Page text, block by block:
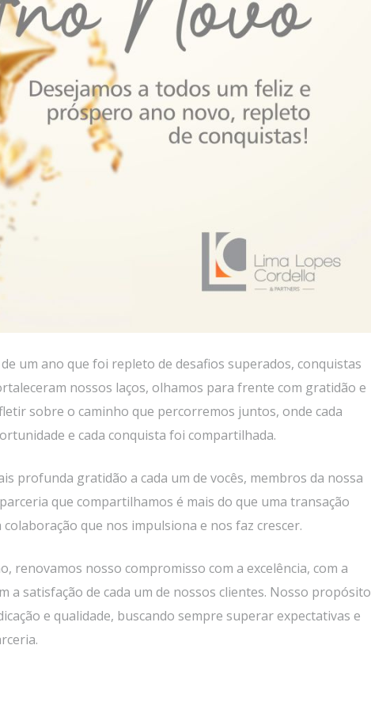
um ano que foi repleto de desafios superados, conquistas
nossos laços, olhamos para frente com gratidão e
sobre o caminho que percorremos juntos, onde cada
e cada conquista foi compartilhada.
profunda gratidão a cada um de vocês, membros da nossa
que compartilhamos é mais do que uma transação
que nos impulsiona e nos faz crescer.
renovamos nosso compromisso com a excelência, com a
a satisfação de cada um de nossos clientes. Nosso propósito
e qualidade, buscando sempre superar expectativas e